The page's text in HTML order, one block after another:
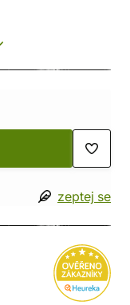
zeptej se